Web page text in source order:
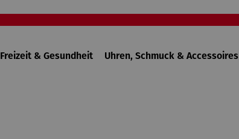
Freizeit & Gesundheit Uhren, Schmuck & Accessoires